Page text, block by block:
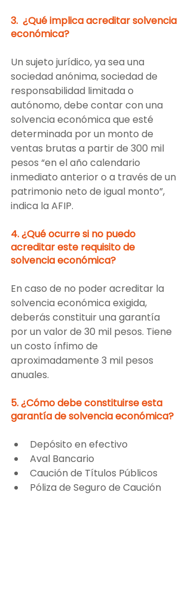
3.  ¿Qué implica acreditar solvencia
económica?
Un sujeto jurídico, ya sea una
sociedad anónima, sociedad de
responsabilidad limitada o
autónomo, debe contar con una
solvencia económica que esté
determinada por un monto de
ventas brutas a partir de 300 mil
pesos “en el año calendario
inmediato anterior o a través de un
patrimonio neto de igual monto”,
indica la AFIP.
4. ¿Qué ocurre si no puedo
acreditar este requisito de
solvencia económica?
En caso de no poder acreditar la
solvencia económica exigida,
deberás constituir una garantía
por un valor de 30 mil pesos. Tiene
un costo ínfimo de
aproximadamente 3 mil pesos
anuales.
5. ¿Cómo debe constituirse esta
garantía de solvencia económica?
Depósito en efectivo
Aval Bancario
Caución de Títulos Públicos
Póliza de Seguro de Caución